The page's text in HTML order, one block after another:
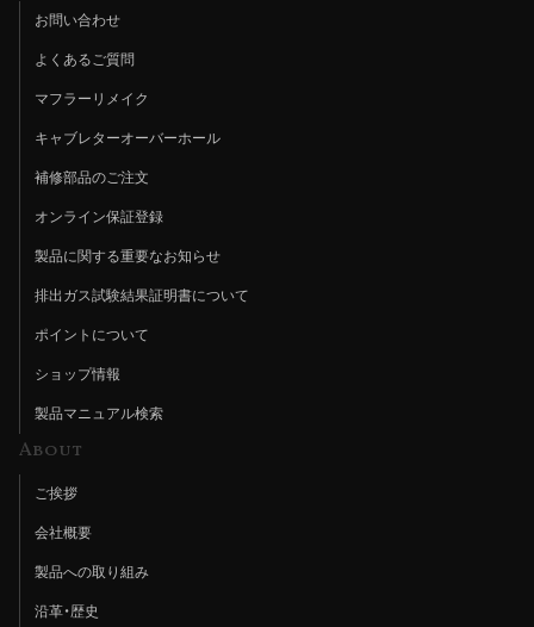
お問い合わせ
よくあるご質問
マフラーリメイク
キャブレターオーバーホール
補修部品のご注文
オンライン保証登録
製品に関する重要なお知らせ
排出ガス試験結果証明書について
ポイントについて
ショップ情報
製品マニュアル検索
About
ご挨拶
会社概要
製品への取り組み
沿革・歴史